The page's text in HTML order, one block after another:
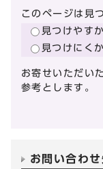
このページは見
見つけやす
見つけにく
お寄せいただい
参考とします。
お問い合わせ